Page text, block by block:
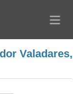
Valadares,